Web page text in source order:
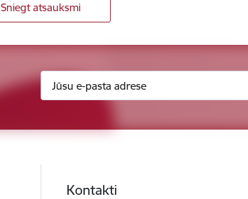
Sniegt atsauksmi
Kontakti